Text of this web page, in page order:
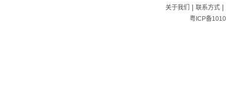
关于我们 | 联系方式|
粤ICP备